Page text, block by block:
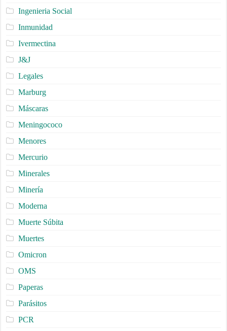
Ingenieria Social
Inmunidad
Ivermectina
J&J
Legales
Marburg
Máscaras
Meningococo
Menores
Mercurio
Minerales
Minería
Moderna
Muerte Súbita
Muertes
Omicron
OMS
Paperas
Parásitos
PCR